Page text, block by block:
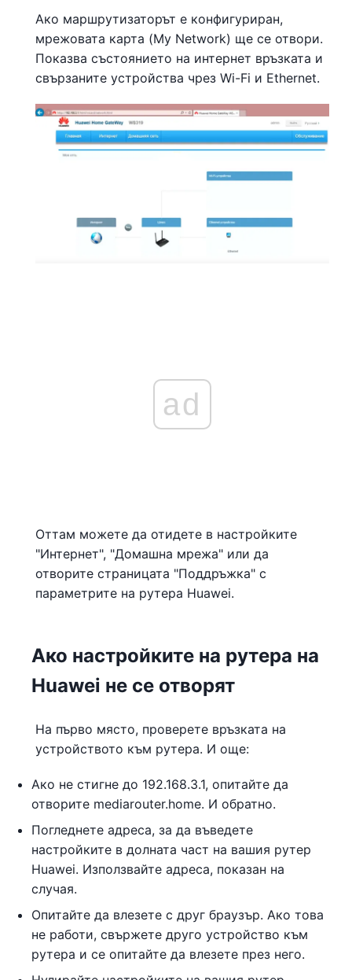
Ако маршрутизаторът е конфигуриран,
мрежовата карта (My Network) ще се отвори.
Показва състоянието на интернет връзката и
свързаните устройства чрез Wi-Fi и Ethernet.
ad
Оттам можете да отидете в настройките
"Интернет", "Домашна мрежа" или да
отворите страницата "Поддръжка" с
параметрите на рутера Huawei.
Ако настройките на рутера на
Huawei не се отворят
На първо място, проверете връзката на
устройството към рутера. И още:
Ако не стигне до 192.168.3.1, опитайте да
отворите mediarouter.home. И обратно.
Погледнете адреса, за да въведете
настройките в долната част на вашия рутер
Huawei. Използвайте адреса, показан на
случая.
Опитайте да влезете с друг браузър. Ако това
не работи, свържете друго устройство към
рутера и се опитайте да влезете през него.